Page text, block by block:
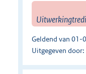
Geldend van
Uitgegeven